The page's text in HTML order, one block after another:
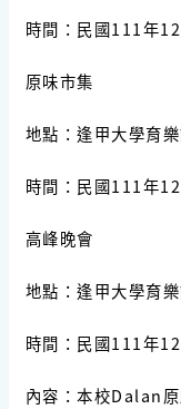
時間：民國111年
原味市集
地點：逢甲大學育
時間：民國111年
高峰晚會
地點：逢甲大學育
時間：民國111年
內容：本校Dalan